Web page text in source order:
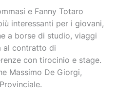
e Fanny Totaro
interessanti per i giovani,
a borse di studio, viaggi
al contratto di
con tirocinio e stage.
Massimo De Giorgi,